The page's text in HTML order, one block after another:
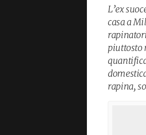
L’ex
casa a
piuttosto
rapina,